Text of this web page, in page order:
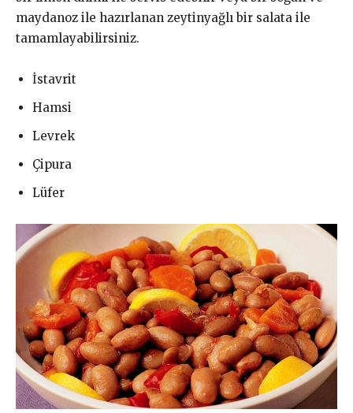
maydanoz ile hazırlanan zeytinyağlı bir salata ile
tamamlayabilirsiniz.
İstavrit
Hamsi
Levrek
Çipura
Lüfer